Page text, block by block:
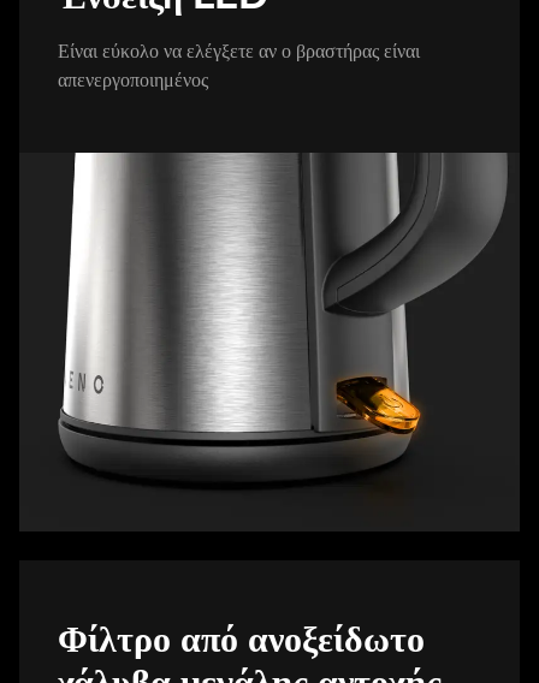
Είναι εύκολο να ελέγξετε αν ο βραστήρας είναι
απενεργοποιημένος
Φίλτρο από ανοξείδωτο